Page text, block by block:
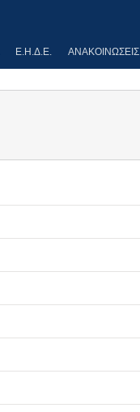
Ε.Η.Δ.Ε. ΑΝΑΚΟΙΝΏΣΕΙΣ